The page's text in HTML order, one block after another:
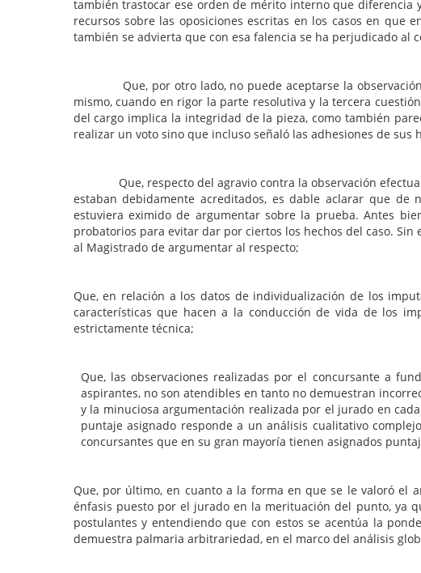
también trastocar ese orden de mérito interno que
recursos sobre las oposiciones escritas en los casos en que
también se advierta que con esa falencia se ha perjudicado al
Que, por otro lado, no puede aceptarse la observación
mismo, cuando en rigor la parte resolutiva y la tercera
del cargo implica la integridad de la pieza, como también
realizar un voto sino que incluso señaló las adhesiones de sus
Que, respecto del agravio contra la observación efectuada
estaban debidamente acreditados, es dable aclarar que
estuviera eximido de argumentar sobre la prueba. Antes
probatorios para evitar dar por ciertos los hechos del caso.
al Magistrado de argumentar al respecto;
Que, en relación a los datos de individualización de los
características que hacen a la conducción de vida de los
estrictamente técnica;
Que, las observaciones realizadas por el concursante a
aspirantes, no son atendibles en tanto no demuestran
y la minuciosa argumentación realizada por el jurado en
puntaje asignado responde a un análisis cualitativo
concursantes que en su gran mayoría tienen asignados
Que, por último, en cuanto a la forma en que se le valoró el
énfasis puesto por el jurado en la merituación del punto, ya
postulantes y entendiendo que con estos se acentúa la
demuestra palmaria arbitrariedad, en el marco del análisis